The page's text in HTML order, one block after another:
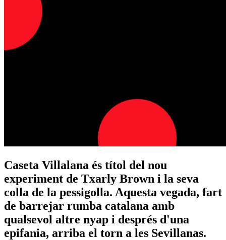
Caseta Villalana és títol del nou
experiment de Txarly Brown i la seva
colla de la pessigolla. Aquesta vegada, fart
de barrejar rumba catalana amb
qualsevol altre nyap i després d'una
epifania, arriba el torn a les Sevillanas.